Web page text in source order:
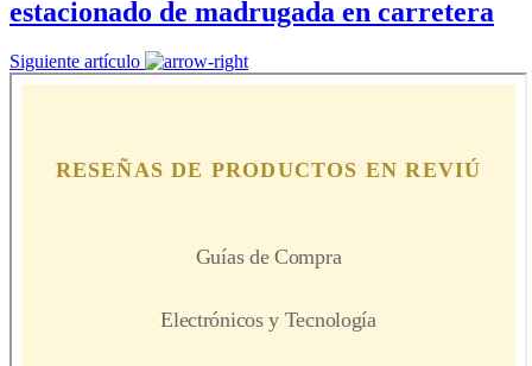
estacionado de madrugada en carretera
Siguiente artículo